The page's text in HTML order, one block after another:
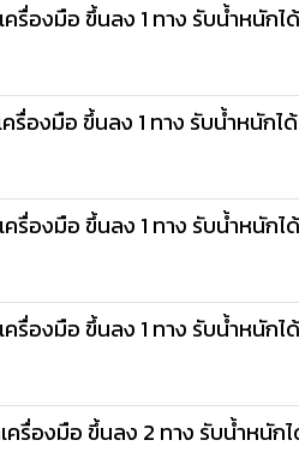
รื่องมือ ขึ้นลง 1 ทาง รับน้ำหนักไ
องมือ ขึ้นลง 1 ทาง รับน้ำหนักไ
รื่องมือ ขึ้นลง 1 ทาง รับน้ำหนักไ
รื่องมือ ขึ้นลง 1 ทาง รับน้ำหนักไ
รื่องมือ ขึ้นลง 2 ทาง รับน้ำหนัก